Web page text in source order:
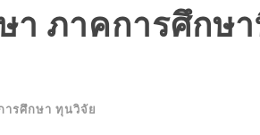
ภาคการศึกษา
ารศึกษา ทุนวิจัย